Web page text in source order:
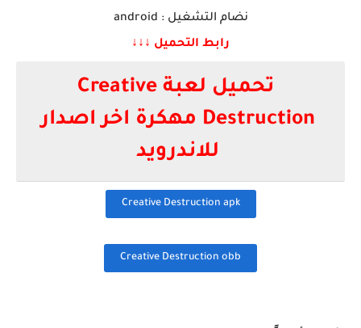
نضام التشغيل : android
رابط التحميل ↓↓↓
تحميل لعبة Creative
Destruction مهكرة اخر اصدار
للاندرويد
Creative Destruction apk
Creative Destruction obb